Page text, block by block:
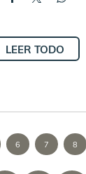
LEER TODO
6 7 8